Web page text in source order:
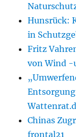
Hunsrück:
in
Fritz
von Wind -
Chinas
frontal21